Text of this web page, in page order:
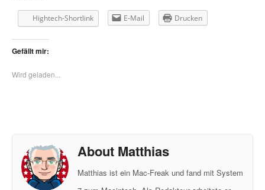
Hightech-Shortlink E-Mail Drucken
Gefällt mir:
Wird geladen...
About Matthias
Matthias ist ein Mac-Freak und fand mit System